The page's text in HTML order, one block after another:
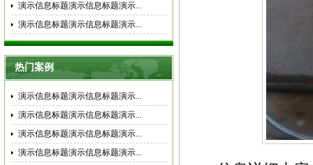
演示信息标题演示信息标题演示...
演示信息标题演示信息标题演示...
热门案例
演示信息标题演示信息标题演示...
演示信息标题演示信息标题演示...
演示信息标题演示信息标题演示...
演示信息标题演示信息标题演示...